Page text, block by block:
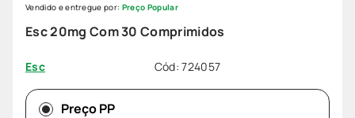
Esc 20mg Com 30 Comprimidos
Esc Cód:724057
Vendido e entregue por: Preço Popular
Preço PP